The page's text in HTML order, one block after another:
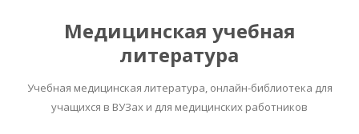
Медицинская учебная
литература
Учебная медицинская литература, онлайн-библиотека для
учащихся в ВУЗах и для медицинских работников